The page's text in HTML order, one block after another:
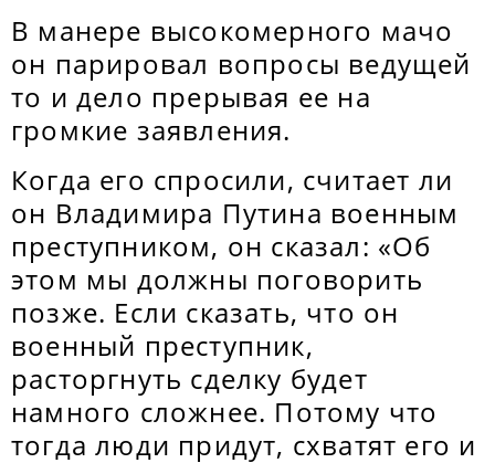
В манере высокомерного мачо
он парировал вопросы ведущей
то и дело прерывая ее на
громкие заявления.
Когда его спросили, считает ли
он Владимира Путина военным
преступником, он сказал: «Об
этом мы должны поговорить
позже. Если сказать, что он
военный преступник,
расторгнуть сделку будет
намного сложнее. Потому что
тогда люди придут, схватят его и